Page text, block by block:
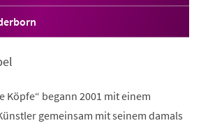
Köpfe“ begann 2001 mit einem
gemeinsam mit seinem damals